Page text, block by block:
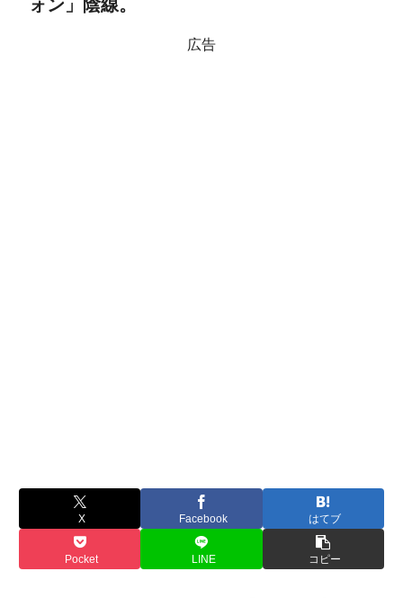
ォン」陰線。
広告
X Facebook はてブ
Pocket LINE コピー